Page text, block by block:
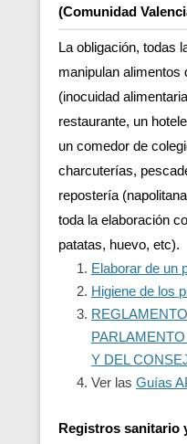
(Comunidad
La obligación, todas
manipulan alimentos
(inocuidad
restaurante, un
un comedor de
charcuterías,
repostería
toda la elaboración
patatas, huevo, etc).
Elaborar de un
Higiene de los
Y DEL
Ver las Guías
Registros sanitario